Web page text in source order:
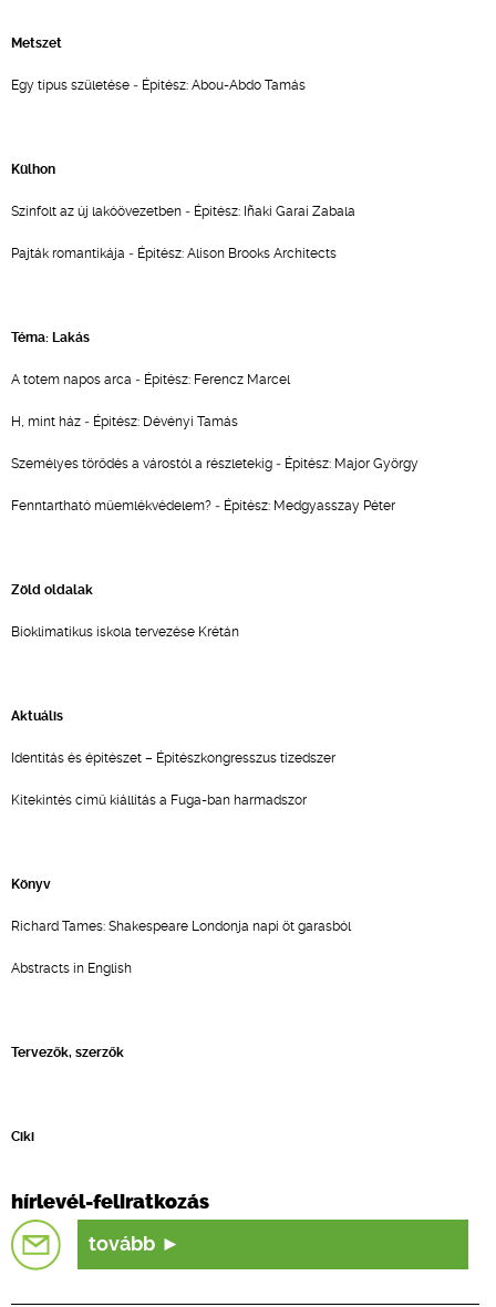
Metszet
Egy típus születése ‑ Építész: Abou-Abdo Tamás
Külhon
Színfolt az új lakóövezetben ‑ Építész: Iñaki Garai Zabala
Pajták romantikája ‑ Építész: Alison Brooks Architects
Téma: Lakás
A totem napos arca ‑ Építész: Ferencz Marcel
H, mint ház ‑ Építész: Dévényi Tamás
Személyes törődés a várostól a részletekig ‑ Építész: Major György
Fenntartható műemlékvédelem? ‑ Építész: Medgyasszay Péter
Zöld oldalak
Bioklimatikus iskola tervezése Krétán
Aktuális
Identitás és építészet – Építészkongresszus tizedszer
Kitekintés című kiállítás a Fuga-ban harmadszor
Könyv
Richard Tames: Shakespeare Londonja napi öt garasból
Abstracts in English
Tervezők, szerzők
Ciki
hírlevél-feliratkozás
tovább